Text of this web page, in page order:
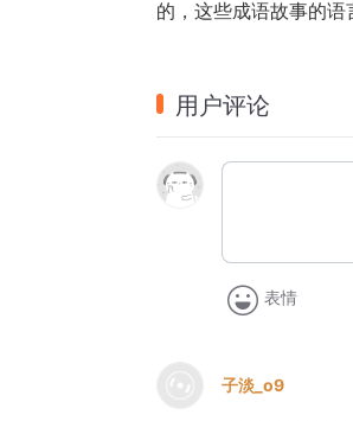
的，这些成语故事的
用户评论
表情
子淡_o9